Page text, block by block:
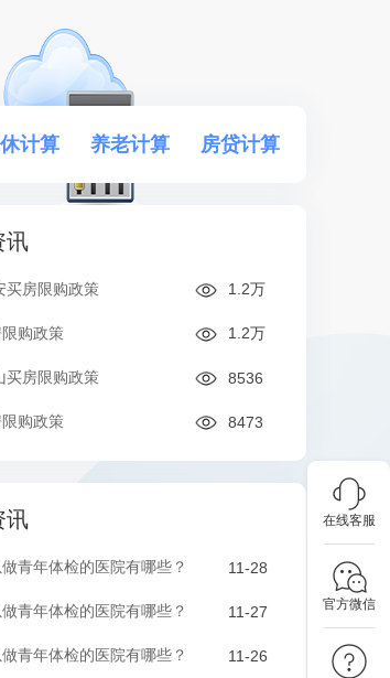
在线客服
官方微信
计算 养老计算 房贷计算
讯
买房限购政策 1.2万
购政策 1.2万
买房限购政策 8536
购政策 8473
讯
青年体检的医院有哪些？该如何预约？
11-28
青年体检的医院有哪些？该如何预约？
11-27
青年体检的医院有哪些？有哪些套餐可以选择？
11-26